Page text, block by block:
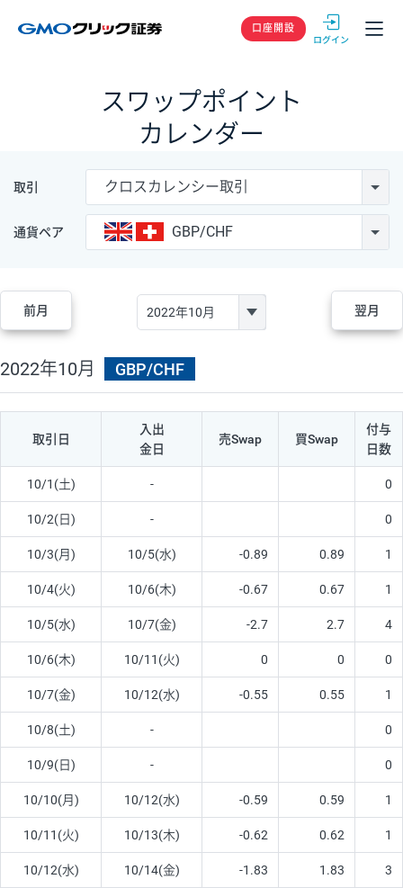
GMOクリック
口座開設
スワップポイント
カレンダー
取引 クロスカレンシー取引
通貨ペア GBP/CHF
前月 翌月
2022年10月 GBP/CHF
取引日
入出
金日
売Swap 買Swap
付与
日数
10/1(土) - 0
10/2(日) - 0
10/3(月) 10/5(水) -0.89 0.89 1
10/4(火) 10/6(木) -0.67 0.67 1
10/5(水) 10/7(金) -2.7 2.7 4
10/6(木) 10/11(火) 0 0 0
10/7(金) 10/12(水) -0.55 0.55 1
10/8(土) - 0
10/9(日) - 0
10/10(月) 10/12(水) -0.59 0.59 1
10/11(火) 10/13(木) -0.62 0.62 1
10/12(水) 10/14(金) -1.83 1.83 3